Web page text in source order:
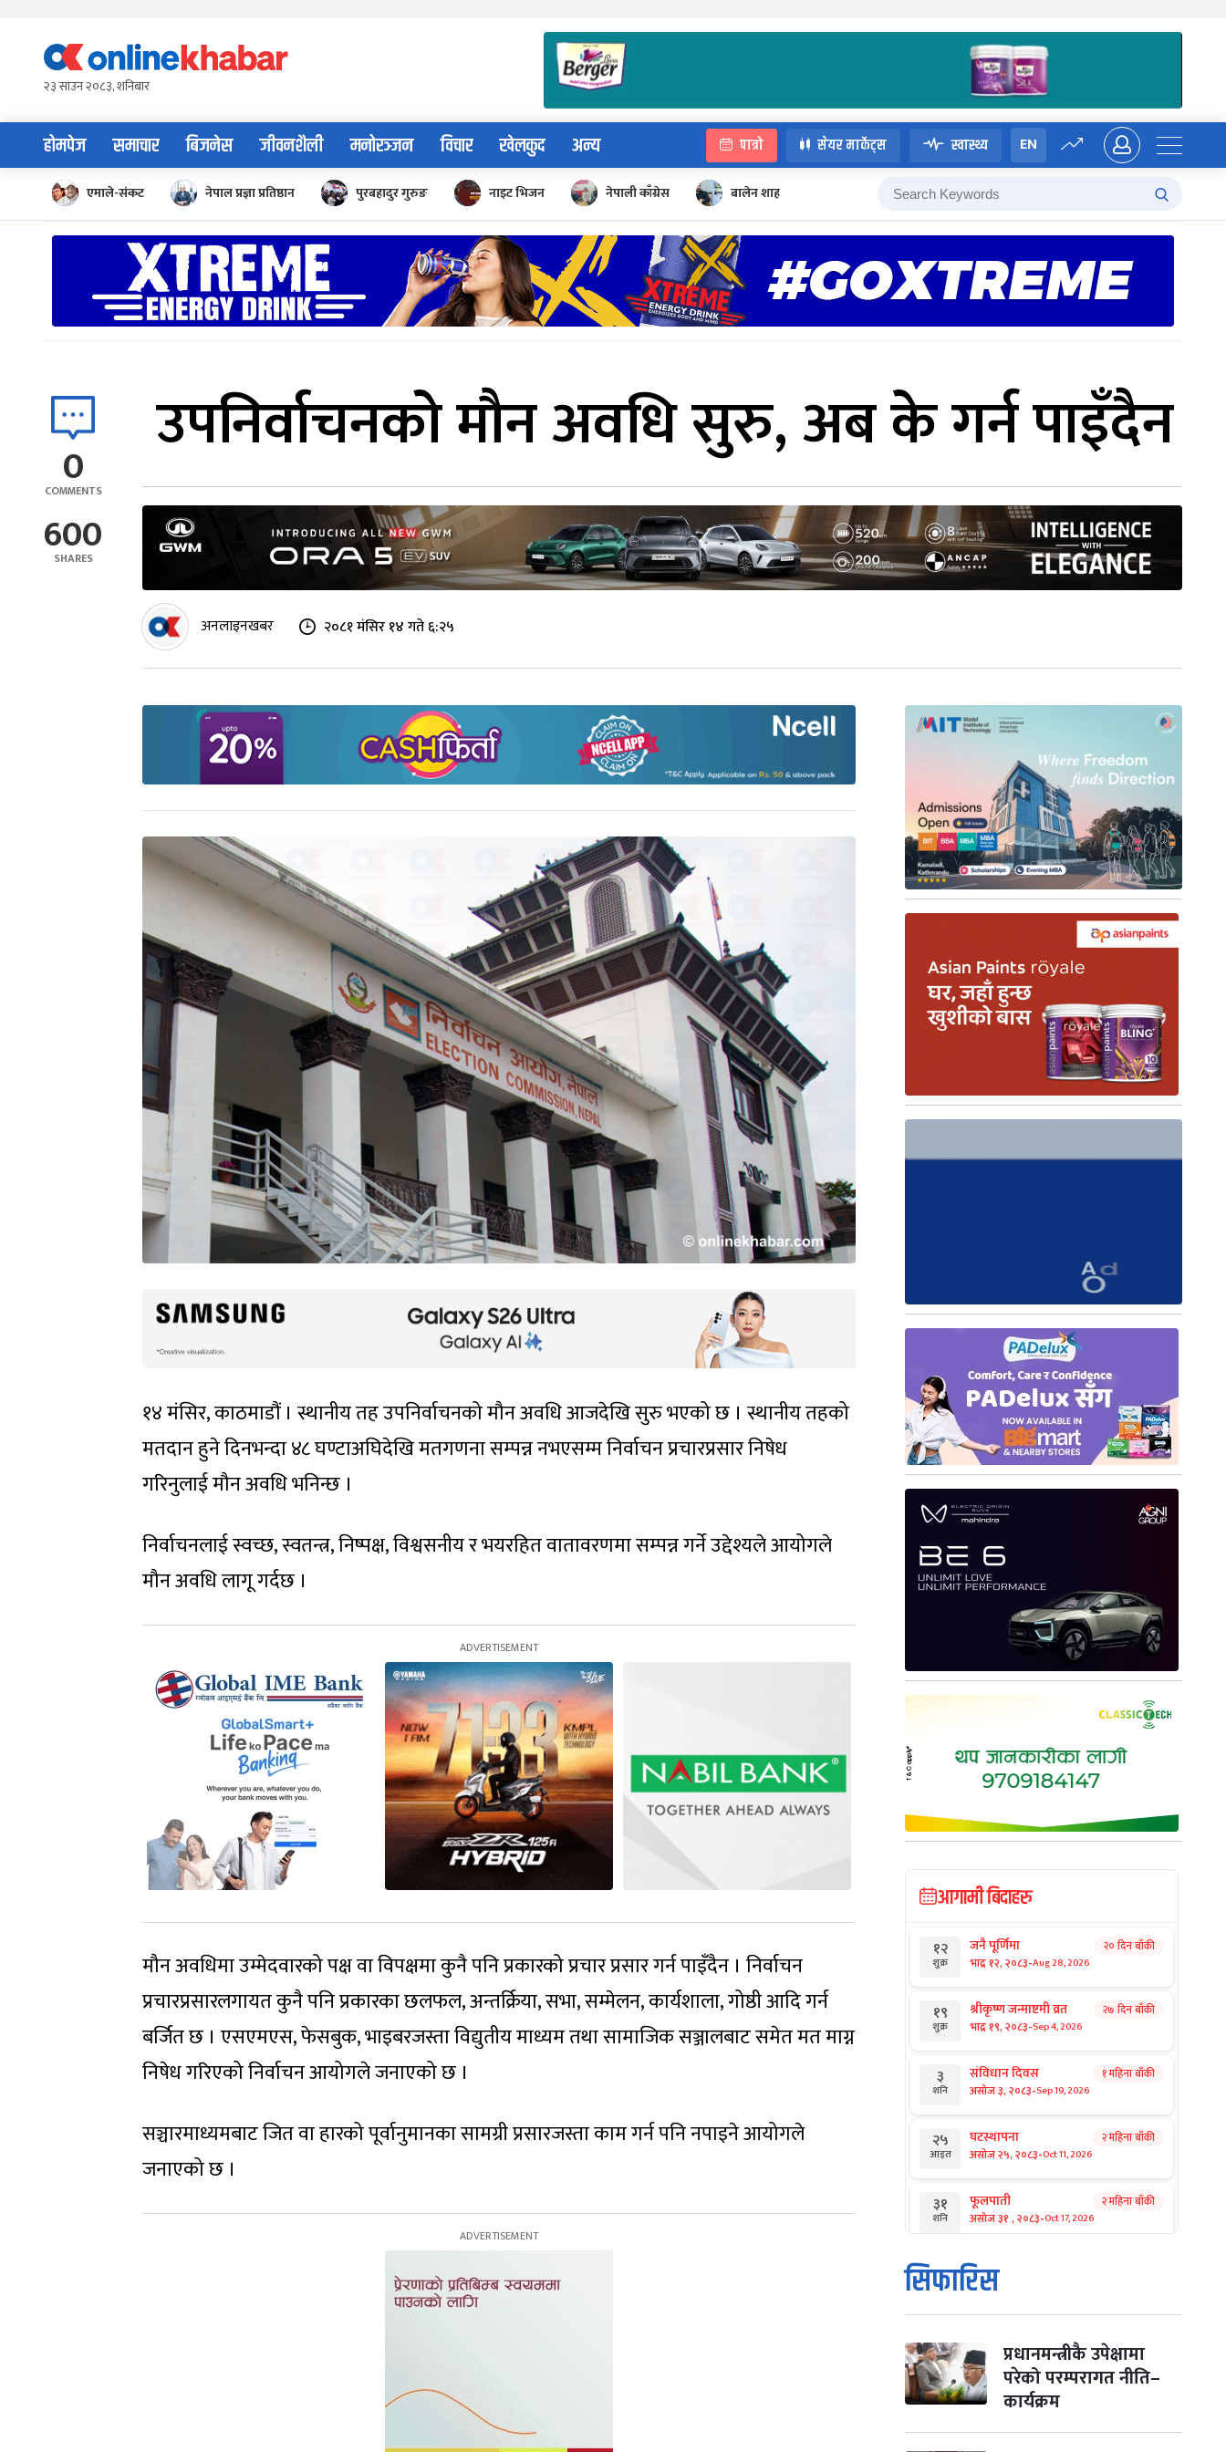
content२३ साउन २०८३, शनिबार
होमपेज समाचार बिजनेस जीवनशैली मनोरञ्जन विचार खेलकुद अन्य पात्रो सेयर मार्केट्स स्वास्थ्य EN
एमाले-संकट नेपाल प्रज्ञा प्रतिष्ठान पुरबहादुर गुरुङ नाइट भिजन नेपाली काँग्रेस बालेन शाह
0
COMMENTS
600
SHARES
उपनिर्वाचनको मौन अवधि सुरु, अब के गर्न पाइँदैन
अनलाइनखबर २०८१ मंसिर १४ गते ६:२५
१४ मंसिर, काठमाडौं । स्थानीय तह उपनिर्वाचनको मौन अवधि आजदेखि सुरु भएको छ । स्थानीय तहको
मतदान हुने दिनभन्दा ४८ घण्टाअघिदेखि मतगणना सम्पन्न नभएसम्म निर्वाचन प्रचारप्रसार निषेध
गरिनुलाई मौन अवधि भनिन्छ ।
निर्वाचनलाई स्वच्छ, स्वतन्त्र, निष्पक्ष, विश्वसनीय र भयरहित वातावरणमा सम्पन्न गर्ने उद्देश्यले आयोगले
मौन अवधि लागू गर्दछ ।
मौन अवधिमा उम्मेदवारको पक्ष वा विपक्षमा कुनै पनि प्रकारको प्रचार प्रसार गर्न पाइँदैन । निर्वाचन
प्रचारप्रसारलगायत कुनै पनि प्रकारका छलफल, अन्तर्क्रिया, सभा, सम्मेलन, कार्यशाला, गोष्ठी आदि गर्न
बर्जित छ । एसएमएस, फेसबुक, भाइबरजस्ता विद्युतीय माध्यम तथा सामाजिक सञ्जालबाट समेत मत माग्न
निषेध गरिएको निर्वाचन आयोगले जनाएको छ ।
सञ्चारमाध्यमबाट जित वा हारको पूर्वानुमानका सामग्री प्रसारजस्ता काम गर्न पनि नपाइने आयोगले
जनाएको छ ।
आगामी बिदाहरु
१२
शुक्र
जनै पूर्णिमा
भाद्र १२, २०८३-Aug 28, 2026
२० दिन बाँकी
१९
शुक्र
श्रीकृष्ण जन्माष्टमी व्रत
भाद्र १९, २०८३-Sep 4, 2026
२७ दिन बाँकी
३
शनि
संविधान दिवस
असोज ३, २०८३-Sep 19, 2026
१ महिना बाँकी
२५
आइत
घटस्थापना
असोज २५, २०८३-Oct 11, 2026
२ महिना बाँकी
३१
शनि
फूलपाती
असोज ३१ , २०८३-Oct 17, 2026
२ महिना बाँकी
१
आइत
कार्तिक सङ्क्रान्ति
कार्तिक १, २०८३
मंगल कार्तिक ३, २०८३-Oct 20, 2026
४ विजयादशमी
कार्तिक ४, २०८३-Oct 21, 2026
सिफारिस
प्रधानमन्त्रीकै उपेक्षामा
परेको परम्परागत नीति–
कार्यक्रम